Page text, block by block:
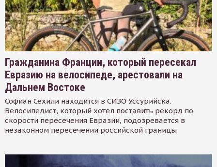
Гражданина Франции, который пересекал
Евразию на велосипеде, арестовали на
Дальнем Востоке
Софиан Сехили находится в СИЗО Уссурийска.
Велосипедист, который хотел поставить рекорд по
скорости пересечения Евразии, подозревается в
незаконном пересечении российской границы